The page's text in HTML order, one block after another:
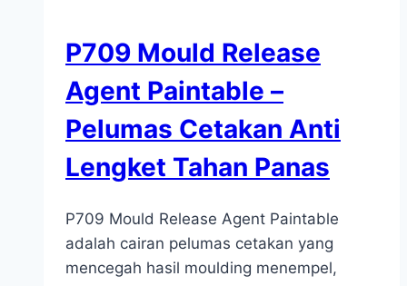
P709 Mould Release
Agent Paintable –
Pelumas Cetakan Anti
Lengket Tahan Panas
P709 Mould Release Agent Paintable
adalah cairan pelumas cetakan yang
mencegah hasil moulding menempel,